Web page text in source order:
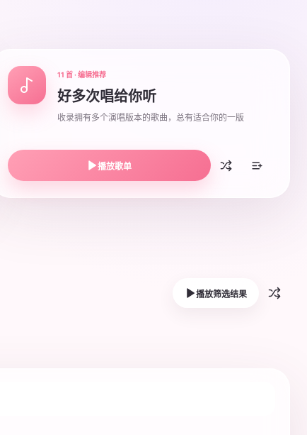
11 首 · 编辑推荐
好多次唱给你听
收录拥有多个演唱版本的歌曲，总有适合你的一版
播放歌单
播放筛选结果